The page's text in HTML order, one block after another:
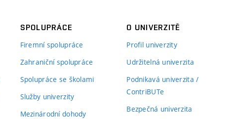
SPOLUPRÁCE
Firemní spolupráce
Zahraniční spolupráce
Spolupráce se školami
Služby univerzity
Mezinárodní dohody
O UNIVERZITĚ
Profil univerzity
Udržitelná univerzita
Podnikavá univerzita /
ContriBUTe
Bezpečná univerzita